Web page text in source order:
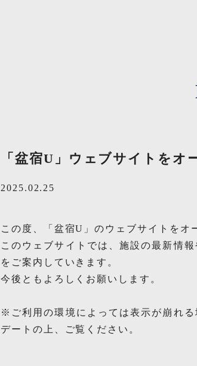
「盆宿U」ウェブサイトをオ
2025.02.25
この度、「盆宿U」のウェブサイトをオ
このウェブサイトでは、施設の最新情
をご案内していきます。
今後ともよろしくお願いします。
※ご利用の環境によっては表示が崩れ
デートの上、ご覧ください。